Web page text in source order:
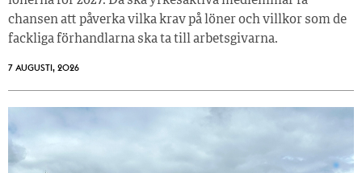
chansen att påverka vilka krav på löner och villkor som de
fackliga förhandlarna ska ta till arbetsgivarna.
7 AUGUSTI, 2026